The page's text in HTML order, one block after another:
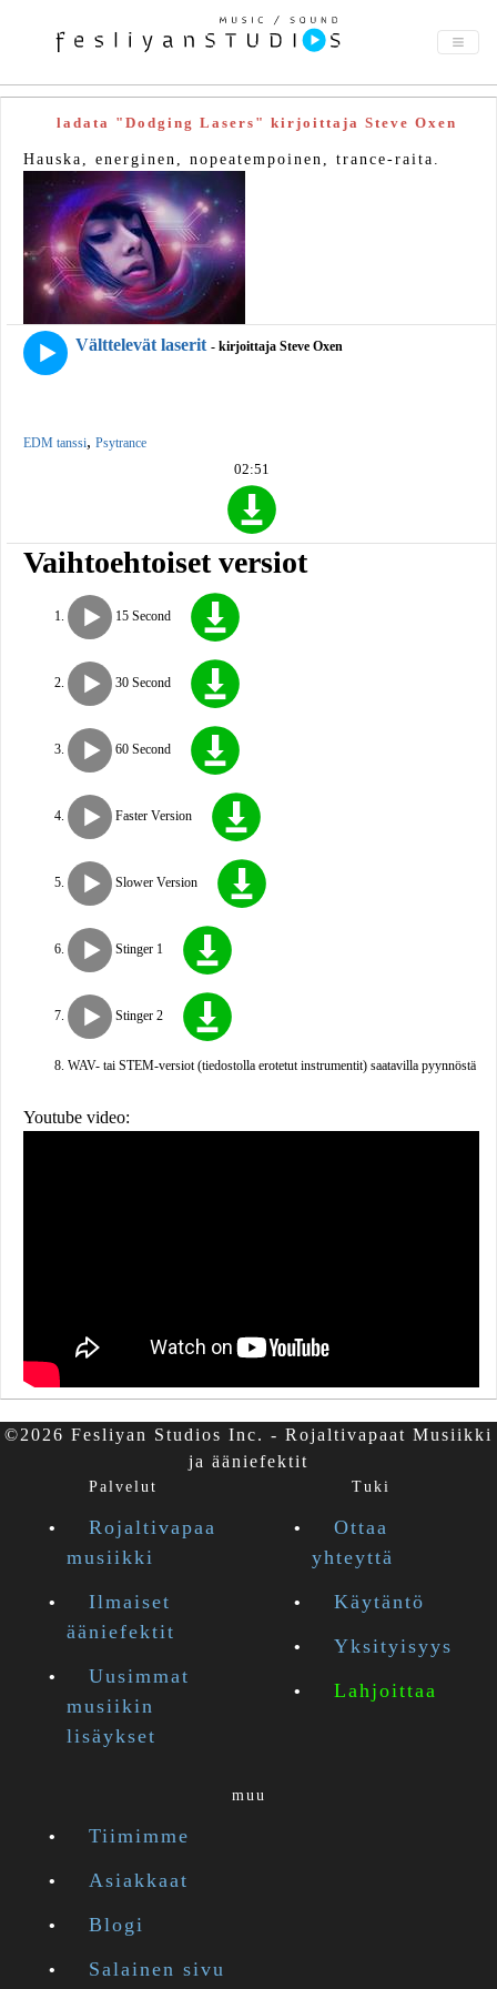
ladata "Dodging Lasers" kirjoittaja Steve Oxen
Hauska, energinen, nopeatempoinen, trance-raita.
Välttelevät laserit - kirjoittaja Steve Oxen
EDM tanssi, Psytrance
02:51
Vaihtoehtoiset versiot
15 Second
30 Second
60 Second
Faster Version
Slower Version
Stinger 1
Stinger 2
WAV- tai STEM-versiot (tiedostolla erotetut instrumentit) saatavilla pyynnöstä
Youtube video:
©2026 Fesliyan Studios Inc. - Rojaltivapaat Musiikki
ja ääniefektit
Palvelut
Rojaltivapaa
musiikki
Ilmaiset
ääniefektit
Uusimmat
musiikin
lisäykset
Tuki
Ottaa
yhteyttä
Käytäntö
Yksityisyys
Lahjoittaa
muu
Tiimimme
Asiakkaat
Blogi
Salainen sivu